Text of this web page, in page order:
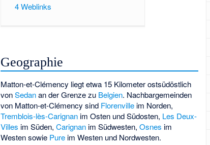
4Weblinks
Geographie
Matton-et-Clémency liegt etwa 15 Kilometer ostsüdöstlich
vonSedanan der Grenze zu Belgien. Nachbargemeinden
von Matton-et-Clémency sind Florenville im Norden,
Tremblois-lès-Carignan im Osten und Südosten, Les Deux-
Villes im Süden,Carignan im Südwesten,Osnes im
Westen sowie Pure im Westen und Nordwesten.